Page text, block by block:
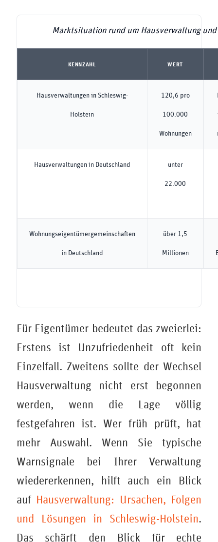
Marktsituation rund um Hausverwaltung und
KENNZAHL WERT
Hausverwaltungen in Schleswig-
Holstein
120,6 pro
100.000
Wohnungen
Hausverwaltungen in Deutschland unter
22.000
Wohnungseigentümergemeinschaften
in Deutschland
über 1,5
Millionen
Für Eigentümer bedeutet das zweierlei:
Erstens ist Unzufriedenheit oft kein
Einzelfall. Zweitens sollte der Wechsel
Hausverwaltung nicht erst begonnen
werden, wenn die Lage völlig
festgefahren ist. Wer früh prüft, hat
mehr Auswahl. Wenn Sie typische
Warnsignale bei Ihrer Verwaltung
wiedererkennen, hilft auch ein Blick
auf Hausverwaltung: Ursachen, Folgen
und Lösungen in Schleswig-Holstein.
Das schärft den Blick für echte